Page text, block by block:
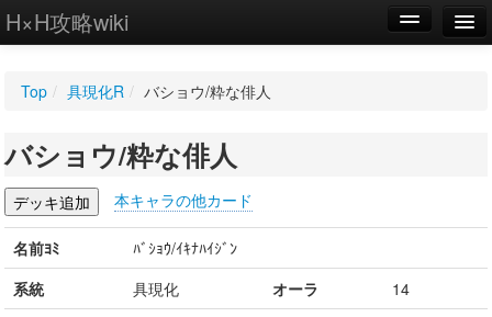
H×H攻略wiki
WIKI
設定
Top / 具現化R / バショウ/粋な俳人
バショウ/粋な俳人
本キャラの他カード
名前ﾖﾐ
ﾊﾞｼｮｳ/ｲｷﾅﾊｲｼﾞﾝ
系統
具現化 オーラ
14